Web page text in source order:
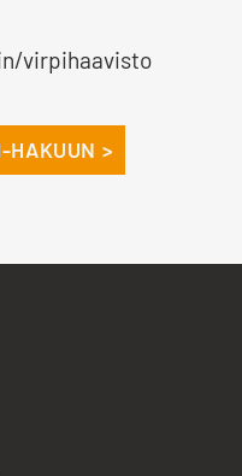
virpihaavisto
HAKUUN >